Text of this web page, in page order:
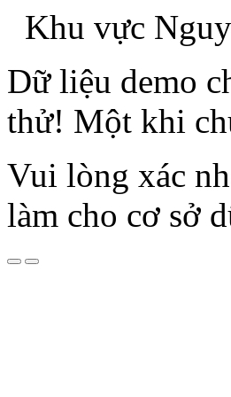
Khu vực
Dữ liệu demo
thử! Một khi
Vui lòng xác
làm cho cơ sở